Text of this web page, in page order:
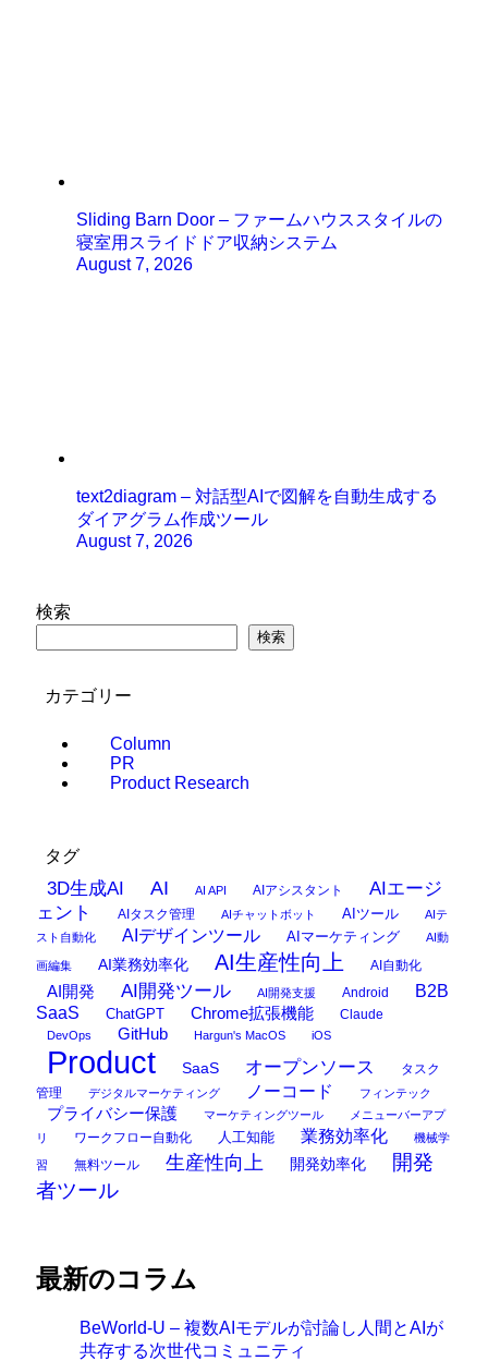
Sliding Barn Door – ファームハウススタイルの
寝室用スライドドア収納システム
August 7, 2026
text2diagram – 対話型AIで図解を自動生成する
ダイアグラム作成ツール
August 7, 2026
検索
検索
カテゴリー
Column
PR
Product Research
タグ
3D生成AI AI AI API AIアシスタント
AIエージ
ェント
AIタスク管理 AIチャットボット AIツール
AIテ
スト自動化
AIデザインツール AIマーケティング AI動
画編集 AI業務効率化 AI生産性向上 AI自動化
AI開発 AI開発ツール AI開発支援 Android
B2B
SaaS
ChatGPT Chrome拡張機能 Claude
DevOps GitHub Hargun's MacOS iOS
Product SaaS オープンソース
タスク
管理
デジタルマーケティング ノーコード フィンテック
プライバシー保護 マーケティングツール
メニューバーアプ
リ
ワークフロー自動化 人工知能 業務効率化 機械学
習 無料ツール 生産性向上 開発効率化
開発
者ツール
最新のコラム
BeWorld-U – 複数AIモデルが討論し人間とAIが
共存する次世代コミュニティ